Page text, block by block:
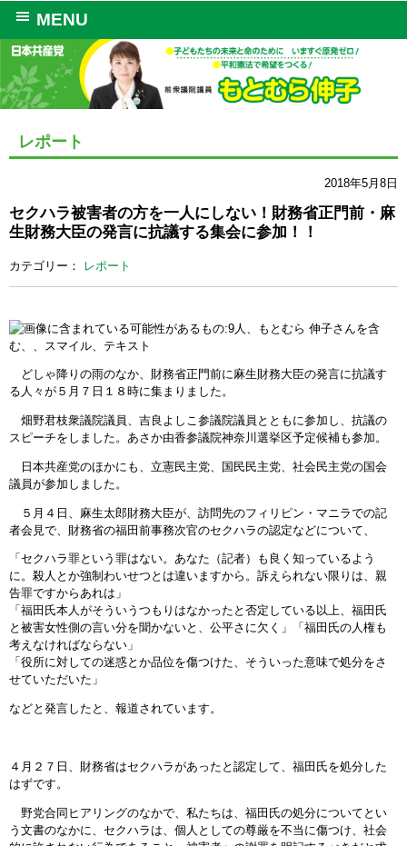
MENU
レポート
2018年5月8日
セクハラ被害者の方を一人にしない！財務省正門前・麻
生財務大臣の発言に抗議する集会に参加！！
カテゴリー： レポート
どしゃ降りの雨のなか、財務省正門前に麻生財務大臣の発言に抗議す
る人々が５月７日１８時に集まりました。
畑野君枝衆議院議員、吉良よしこ参議院議員とともに参加し、抗議の
スピーチをしました。あさか由香参議院神奈川選挙区予定候補も参加。
日本共産党のほかにも、立憲民主党、国民民主党、社会民主党の国会
議員が参加しました。
５月４日、麻生太郎財務大臣が、訪問先のフィリピン・マニラでの記
者会見で、財務省の福田前事務次官のセクハラの認定などについて、
「セクハラ罪という罪はない。あなた（記者）も良く知っているよう
に。殺人とか強制わいせつとは違いますから。訴えられない限りは、親
告罪ですからあれは」
「福田氏本人がそういうつもりはなかったと否定している以上、福田氏
と被害女性側の言い分を聞かないと、公平さに欠く」「福田氏の人権も
考えなければならない」
「役所に対しての迷惑とか品位を傷つけた、そういった意味で処分をさ
せていただいた」
などと発言したと、報道されています。
４月２７日、財務省はセクハラがあったと認定して、福田氏を処分した
はずです。
野党合同ヒアリングのなかで、私たちは、福田氏の処分についてとい
う文書のなかに、セクハラは、個人としての尊厳を不当に傷つけ、社会